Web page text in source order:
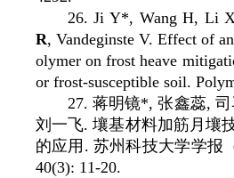
26. Ji Y*, Wang H, Li
R, Vandeginste V. Effect of
olymer on frost heave
or frost-susceptible soil.
27.蒋明镜*,张鑫蕊,
刘一飞.壤基材料加筋月壤
的应用 . 苏州科技大学学报
40(3): 11-20.